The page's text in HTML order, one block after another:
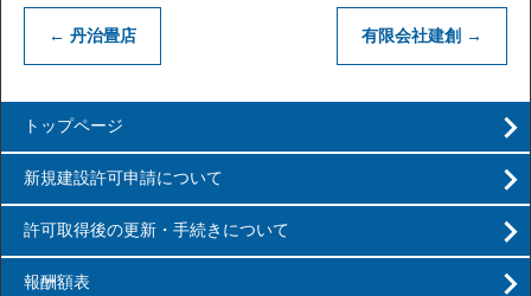
← 丹治畳店 有限会社建創 →
トップページ
新規建設許可申請について
許可取得後の更新・手続きについて
報酬額表